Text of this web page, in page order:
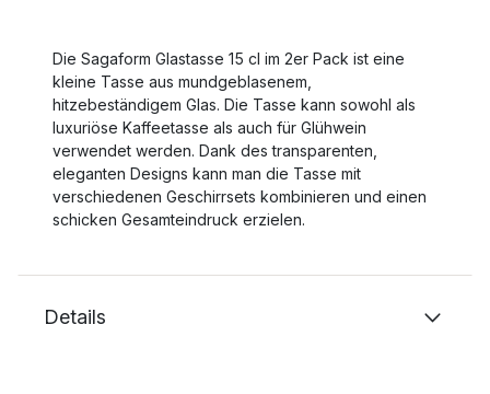
Die Sagaform Glastasse 15 cl im 2er Pack ist eine
kleine Tasse aus mundgeblasenem,
hitzebeständigem Glas. Die Tasse kann sowohl als
luxuriöse Kaffeetasse als auch für Glühwein
verwendet werden. Dank des transparenten,
eleganten Designs kann man die Tasse mit
verschiedenen Geschirrsets kombinieren und einen
schicken Gesamteindruck erzielen.
Details